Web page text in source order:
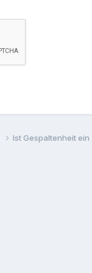
Ist Gespaltenheit ein